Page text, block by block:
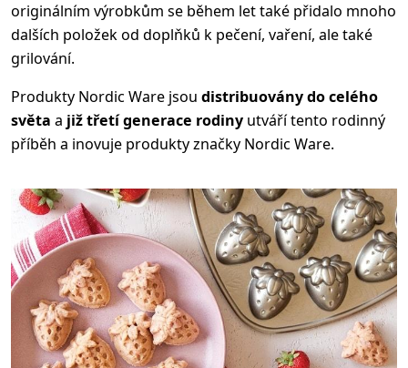
originálním výrobkům se během let také přidalo mnoho
dalších položek od doplňků k pečení, vaření, ale také
grilování.
Produkty Nordic Ware jsou distribuovány do celého
světa a již třetí generace rodiny utváří tento rodinný
příběh a inovuje produkty značky Nordic Ware.